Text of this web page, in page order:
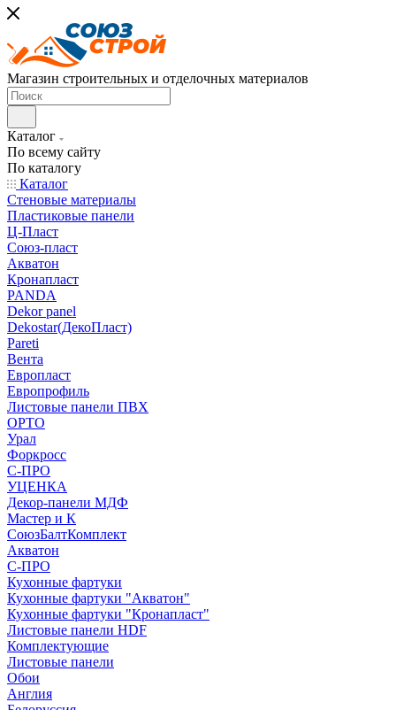
Магазин строительных и отделочных материалов
Каталог
По всему сайту
По каталогу
Каталог
Стеновые материалы
Пластиковые панели
Ц-Пласт
Союз-пласт
Акватон
Кронапласт
PANDA
Dekor panel
Dekostar(ДекоПласт)
Pareti
Вента
Европласт
Европрофиль
Листовые панели ПВХ
ОРТО
Урал
Форкросс
С-ПРО
УЦЕНКА
Декор-панели МДФ
Мастер и К
СоюзБалтКомплект
Акватон
С-ПРО
Кухонные фартуки
Кухонные фартуки "Акватон"
Кухонные фартуки "Кронапласт"
Листовые панели HDF
Комплектующие
Листовые панели
Обои
Англия